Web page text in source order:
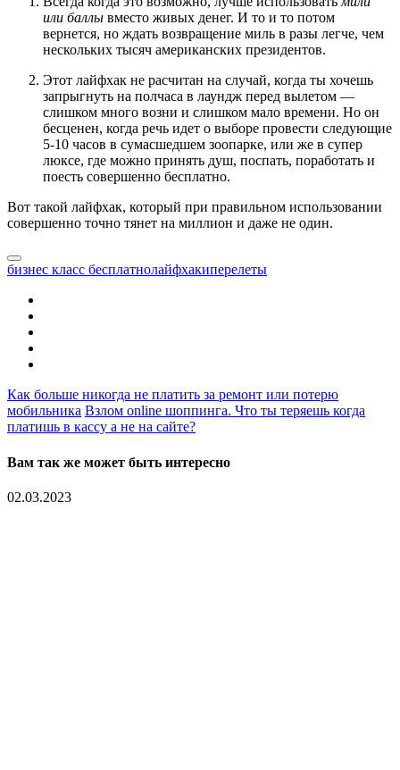
или баллы вместо живых денег. И то и то потом
вернется, но ждать возвращение миль в разы легче, чем
нескольких тысяч американских президентов.
Этот лайфхак не расчитан на случай, когда ты хочешь
запрыгнуть на полчаса в лаундж перед вылетом —
слишком много возни и слишком мало времени. Но он
бесценен, когда речь идет о выборе провести следующие
5-10 часов в сумасшедшем зоопарке, или же в супер
люксе, где можно принять душ, поспать, поработать и
поесть совершенно бесплатно.
Вот такой лайфхак, который при правильном использовании
совершенно точно тянет на миллион и даже не один.
бизнес класс бесплатнолайфхакиперелеты
Как больше никогда не платить за ремонт или потерю
мобильника Взлом online шоппинга. Что ты теряешь когда
платишь в кассу а не на сайте?
Вам так же может быть интересно
02.03.2023